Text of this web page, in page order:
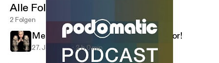
Alle Folgen
2 Folgen
Metalenema 1-25-14 - A special visitor!
27. Jan. 2014 2 h 0 min